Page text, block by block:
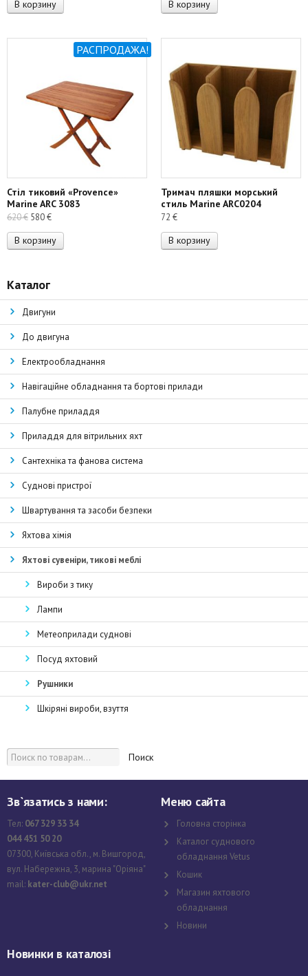
В корзину В корзину
РАСПРОДАЖА!
Стіл тиковий «Provence»
Marine ARC 3083
620€ Первоначальная
цена
составляла
580€Текущая
цена:
580 €.
В корзину
Тримач пляшки морський
стиль Marine ARC0204
72 €
В корзину
Каталог
Двигуни
До двигуна
Електрообладнання
Навігаційне обладнання та бортові прилади
Палубне приладдя
Приладдя для вітрильних яхт
Сантехніка та фанова система
Суднові пристрої
Швартування та засоби безпеки
Яхтова хімія
Яхтові сувеніри, тикові меблі
Вироби з тику
Лампи
Метеоприлади суднові
Посуд яхтовий
Рушники
Шкіряні вироби, взуття
Поиск
Зв`язатись з нами:
Тел: 067 329 33 34
044 451 50 20
07300, Київська обл., м. Вишгород,
вул. Набережна, 3, марина "Оріяна"
mail: kater-club@ukr.net
Меню сайта
Головна сторінка
Каталог суднового
обладнання Vetus
Кошик
Магазин яхтового
обладнання
Новини
Новинки в каталозі